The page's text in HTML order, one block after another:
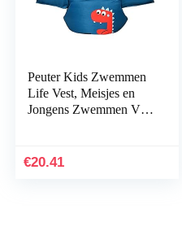
Peuter Kids Zwemmen
Life Vest, Meisjes en
Jongens Zwemmen Vest
Vest, Floaties, Arm…
€20.41